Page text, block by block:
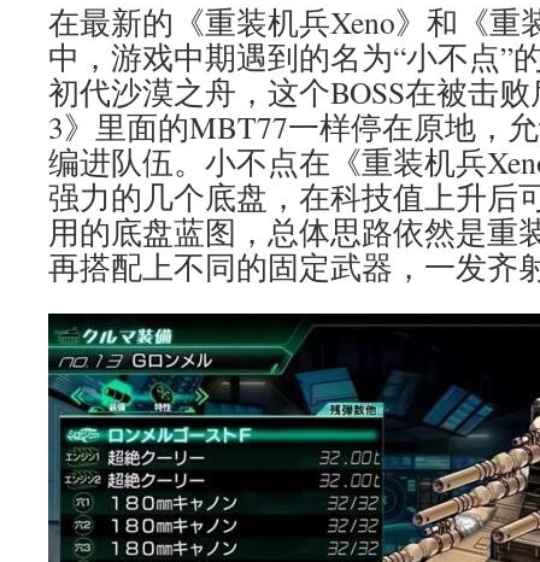
在最新的《重装机兵Xeno》和《重
中，游戏中期遇到的名为“小不点”
初代沙漠之舟，这个BOSS在被击
3》里面的MBT77一样停在原地，
编进队伍。小不点在《重装机兵
强力的几个底盘，在科技值上升后
用的底盘蓝图，总体思路依然是重
再搭配上不同的固定武器，一发齐